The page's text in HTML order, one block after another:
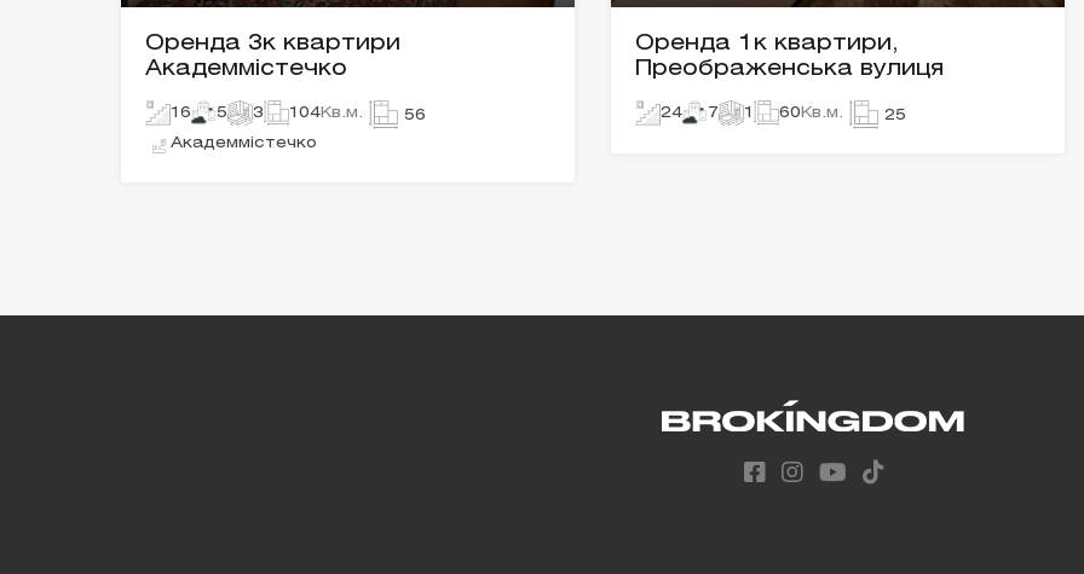
Оренда 3к квартири
Академмістечко
16 5 3 104Кв.м. 56
Академмістечко
Оренда 1к квартири,
Преображенська вулиця
24 7 1 60 Кв.м. 25